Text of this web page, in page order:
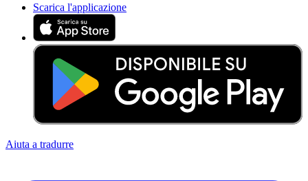
Scarica l'applicazione
Aiuta a tradurre